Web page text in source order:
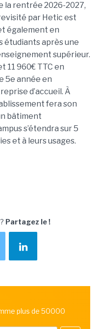
la rentrée 2026-2027,
par Hetic est
également en
étudiants après une
supérieur.
11 960€ TTC en
5e année en
d’accueil. À
fera son
bâtiment
s’étendra sur 5
et à leurs usages.
Partagez le !
plus de 50000